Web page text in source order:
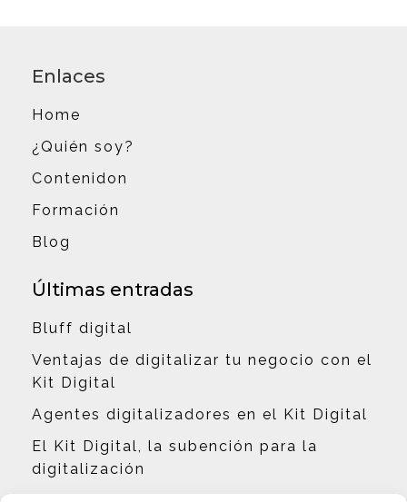
Enlaces
Home
¿Quién soy?
Contenidon
Formación
Blog
Últimas entradas
Bluff digital
Ventajas de digitalizar tu negocio con el
Kit Digital
Agentes digitalizadores en el Kit Digital
El Kit Digital, la subención para la
digitalización